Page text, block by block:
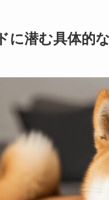
に潜む具体的